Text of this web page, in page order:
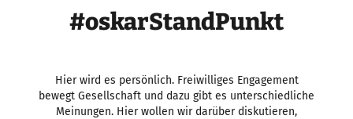
#oskarStandPunkt
Hier wird es persönlich. Freiwilliges Engagement
bewegt Gesellschaft und dazu gibt es unterschiedliche
Meinungen. Hier wollen wir darüber diskutieren,